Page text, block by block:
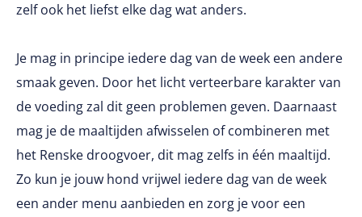
zelf ook het liefst elke dag wat anders.
Je mag in principe iedere dag van de week een andere
smaak geven. Door het licht verteerbare karakter van
de voeding zal dit geen problemen geven. Daarnaast
mag je de maaltijden afwisselen of combineren met
het Renske droogvoer, dit mag zelfs in één maaltijd.
Zo kun je jouw hond vrijwel iedere dag van de week
een ander menu aanbieden en zorg je voor een